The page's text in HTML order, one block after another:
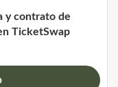
y contrato de
TicketSwap